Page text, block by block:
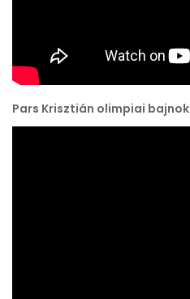
Pars Krisztián olimpiai bajnok